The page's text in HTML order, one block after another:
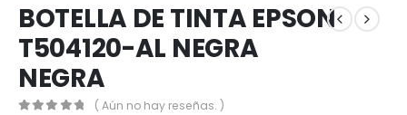
BOTELLA DE TINTA EPSON
T504120-AL NEGRA
NEGRA
( Aún no hay reseñas. )